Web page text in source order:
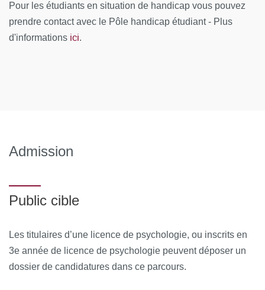
prendre contact avec l’UFR (voir le lien en savoir+)
Pour les étudiants en situation de handicap vous pouvez
prendre contact avec le Pôle handicap étudiant - Plus
d'informations ici.
Admission
Public cible
Les titulaires d’une licence de psychologie, ou inscrits en
3e année de licence de psychologie peuvent déposer un
dossier de candidatures dans ce parcours.